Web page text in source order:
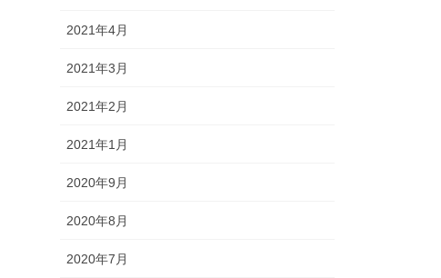
2021年4月
2021年3月
2021年2月
2021年1月
2020年9月
2020年8月
2020年7月